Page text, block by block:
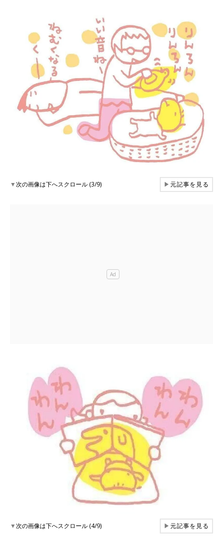
▼次の画像は下へスクロール (3/9) ▶元記事を見る
▼次の画像は下へスクロール (4/9) ▶元記事を見る